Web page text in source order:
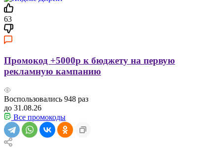
63
Промокод +5000р к бюджету на первую
рекламную кампанию
Воспользовались 948 раз
до 31.08.26
Все промокоды